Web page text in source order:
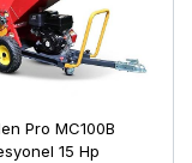
Pro MC100B
15 Hp